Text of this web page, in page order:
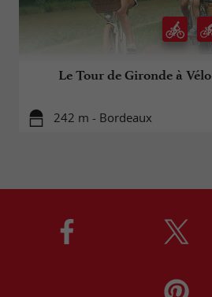
Le Tour de Gironde à Vélo
242 m - Bordeaux